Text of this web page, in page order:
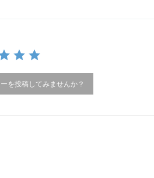
を投稿してみませんか？